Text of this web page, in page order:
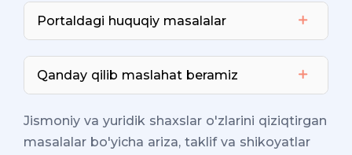
Portaldagi huquqiy masalalar
Qanday qilib maslahat beramiz
Jismoniy va yuridik shaxslar o'zlarini qiziqtirgan
masalalar bo'yicha ariza, taklif va shikoyatlar